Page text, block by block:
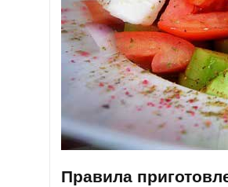
Правила